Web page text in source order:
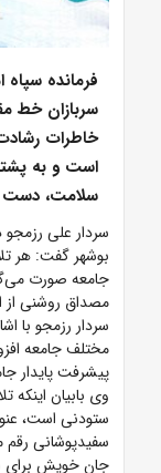
فرمانده
سربازان خط
خاطرات
است و به
سلامت، دست
سردار علی
بوشهر گفت: هر
جامعه صورت
مصداق روشنی از
سردار رزمجو با
مختلف جامعه
پیشرفت پایدار
وی بابیان اینکه
ستودنی است،
سفیدپوشانی رقم
جان خویش برای